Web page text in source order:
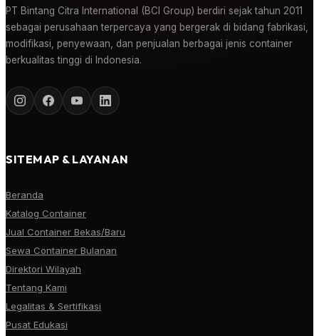
PT Bintang Citra International (BCI Group) berdiri sejak tahun 2011
sebagai perusahaan terpercaya yang bergerak di bidang fabrikasi,
modifikasi, penyewaan, dan penjualan berbagai jenis container
berkualitas tinggi di Indonesia.
SITEMAP & LAYANAN
Beranda
Katalog Container
Jual Container Bekas/Baru
Sewa Container Bulanan
Direktori Wilayah
Tentang Kami
Legalitas & Sertifikasi
Pusat Edukasi